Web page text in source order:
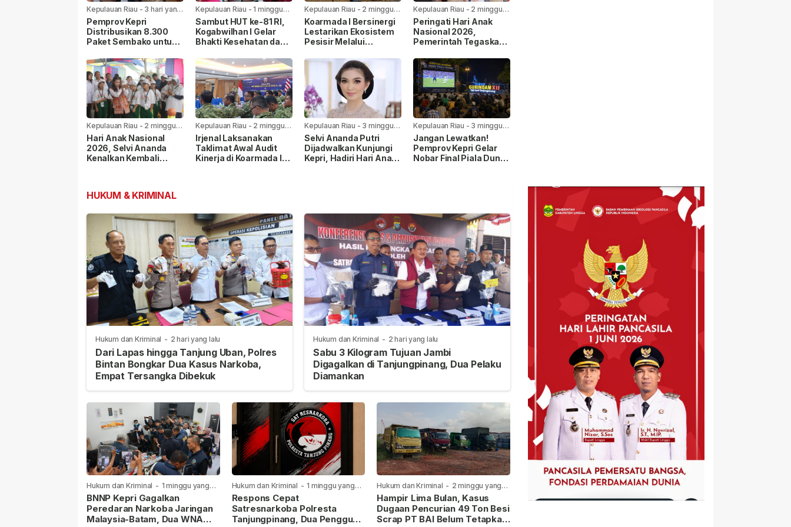
Kepulauan Riau - 3 hari yang
lalu
Pemprov Kepri
Distribusikan 8.300
Paket Sembako untuk
Kabupaten/Kota
Kepulauan Riau -1 minggu
yang lalu
Sambut HUT ke-81 RI,
Kogabwilhan I Gelar
Bhakti Kesehatan dan
Tanjungpinang
Kepulauan Riau - 2 minggu
yang lalu
Koarmada I Bersinergi
Lestarikan Ekosistem
Pesisir Melalui
Kepulauan Riau - 2 minggu
yang lalu
Peringati Hari Anak
Nasional 2026,
Pemerintah Tegaskan
Anak
Kepulauan Riau - 2 minggu
yang lalu
Hari Anak Nasional
2026, Selvi Ananda
Kenalkan Kembali
Kepulauan Riau - 2 minggu
yang lalu
Irjenal Laksanakan
Taklimat Awal Audit
Kinerja di Koarmada I,
Kepulauan Riau - 3 minggu
yang lalu
Selvi Ananda Putri
Dijadwalkan Kunjungi
Kepri, Hadiri Hari Anak
Kepulauan Riau - 3 minggu
yang lalu
Jangan Lewatkan!
Pemprov Kepri Gelar
Nobar Final Piala Dunia
HUKUM & KRIMINAL
Hukum dan Kriminal - 2 hari yang lalu
Dari Lapas hingga Tanjung Uban, Polres
Bintan Bongkar Dua Kasus Narkoba,
Empat Tersangka Dibekuk
Hukum dan Kriminal - 2 hari yang lalu
Sabu 3 Kilogram Tujuan Jambi
Digagalkan di Tanjungpinang, Dua Pelaku
Diamankan
Hukum dan Kriminal - 1 minggu yang
lalu
BNNP Kepri Gagalkan
Peredaran Narkoba Jaringan
Malaysia-Batam, Dua WNA
Hukum dan Kriminal - 1 minggu yang
lalu
Respons Cepat
Satresnarkoba Polresta
Tanjungpinang, Dua Pengguna
Hukum dan Kriminal - 2 minggu yang
lalu
Hampir Lima Bulan, Kasus
Dugaan Pencurian 49 Ton Besi
Scrap PT BAI Belum Tetapkan